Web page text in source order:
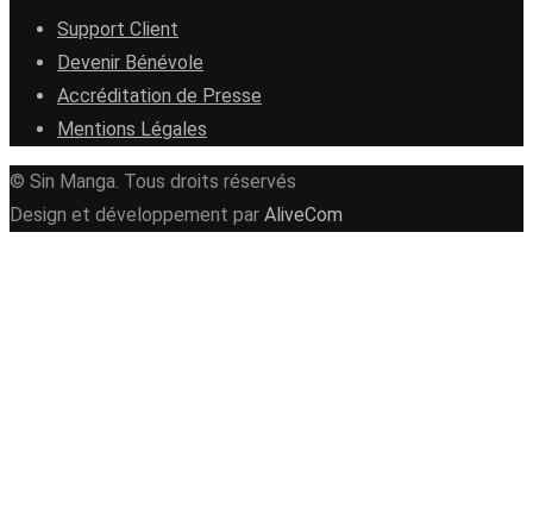
Support Client
Devenir Bénévole
Accréditation de Presse
Mentions Légales
© Sin Manga. Tous droits réservés
Design et développement par AliveCom